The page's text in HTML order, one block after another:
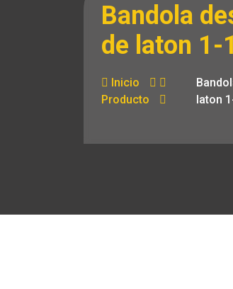
Bandola
de laton 1-
Inicio
Producto
laton